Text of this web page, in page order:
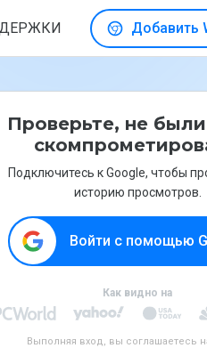
Добавить
Проверьте, не
Подключитесь к Google, чтобы
историю просмотров.
Войти с помощью
Как видно на
Выполняя вход, вы соглашаетесь